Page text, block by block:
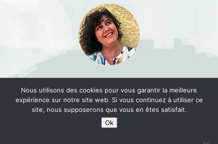
Marina DH © 2018 -
Nous utilisons des cookies pour vous garantir la meilleure
expérience sur notre site web. Si vous continuez à utiliser ce
site, nous supposerons que vous en êtes satisfait.
Ok